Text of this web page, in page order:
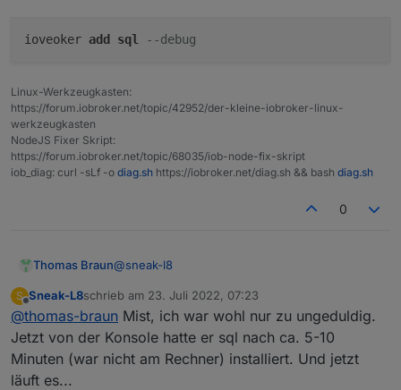
host.raspberrypi object sql.admin deleted
105 packages are looking for funding
  run `npm fund` for details
pi@raspberrypi:~ $ iob install sql
NPM version: 8.11.0
ioveoker add sql --debug
Linux-Werkzeugkasten:
https://forum.iobroker.net/topic/42952/der-kleine-iobroker-linux-
werkzeugkasten
NodeJS Fixer Skript:
https://forum.iobroker.net/topic/68035/iob-node-fix-skript
iob_diag: curl -sLf -o diag.sh https://iobroker.net/diag.sh && bash diag.sh
0
Thomas Braun@sneak-l8
S
Offline
Sneak-L8schrieb am 23. Juli 2022, 07:23
zuletzt editiert von
@thomas-braun Mist, ich war wohl nur zu ungeduldig.
Jetzt von der Konsole hatte er sql nach ca. 5-10
Minuten (war nicht am Rechner) installiert. Und jetzt
läuft es...